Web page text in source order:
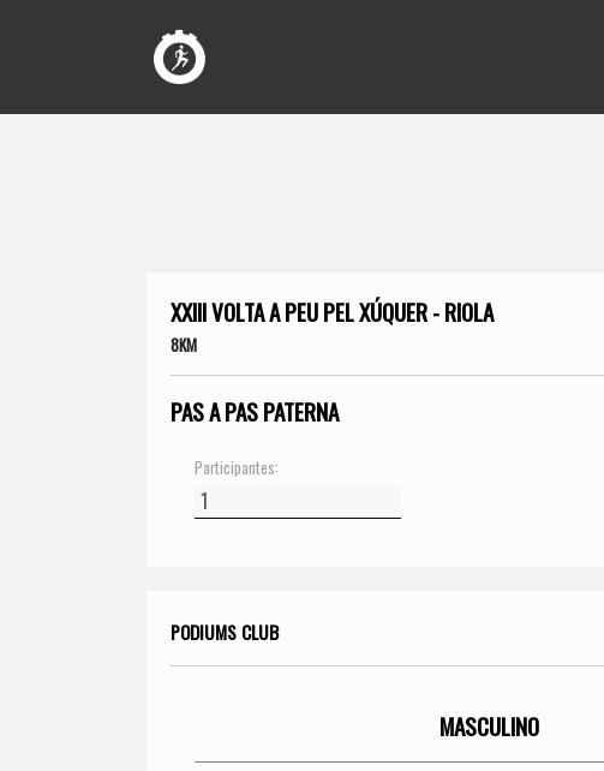
XXIII VOLTA A PEU PEL XÚQUER - RIOLA
8KM
PAS A PAS PATERNA
Participantes:
PODIUMS CLUB
MASCULINO